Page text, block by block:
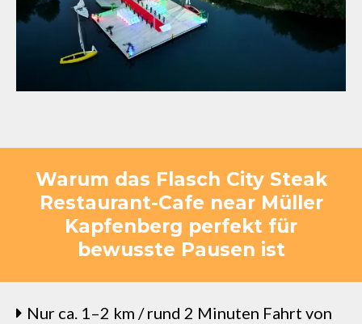
Warum das Flasch City Steak
Restaurant-Cafe near Müller
Kapfenberg perfekt für
bewusste Pausen ist
Nur ca. 1–2 km / rund 2 Minuten Fahrt von